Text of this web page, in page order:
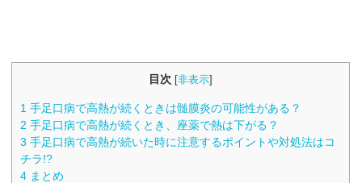
目次 [非表示]
1 手足口病で高熱が続くときは髄膜炎の可能性がある？
2 手足口病で高熱が続くとき、座薬で熱は下がる？
3 手足口病で高熱が続いた時に注意するポイントや対処法はコ
チラ!?
4 まとめ